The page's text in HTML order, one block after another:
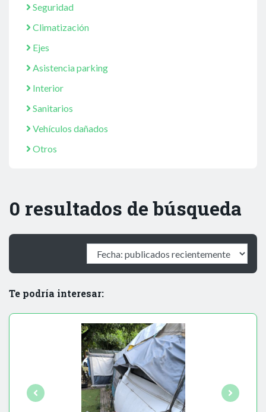
Seguridad
Climatización
Ejes
Asistencia parking
Interior
Sanitarios
Vehículos dañados
Otros
0 resultados de búsqueda
Te podría interesar: